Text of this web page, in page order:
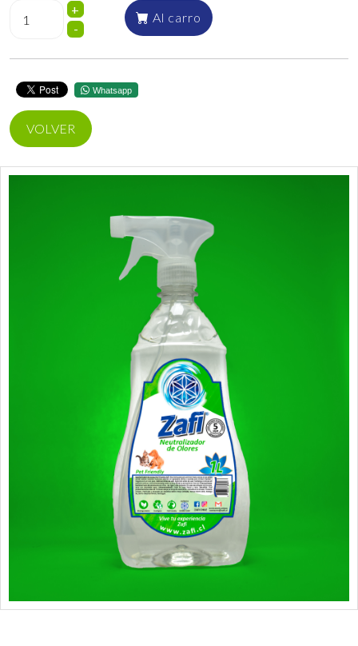
+
-
Al carro
Whatsapp
VOLVER